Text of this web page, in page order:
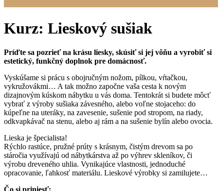
Kurz: Lieskový sušiak
Príďte sa pozrieť na krásu liesky, skúsiť si jej vôňu a vyrobiť si
estetický, funkčný doplnok pre domácnosť.
Vyskúšame si prácu s obojručným nožom, pílkou, vŕtačkou,
vykružovákmi… A tak možno započne vaša cesta k novým
dizajnovým kúskom nábytku u vás doma. Tentokrát si budete môcť
vybrať z výroby sušiaka závesného, alebo voľne stojaceho: do
kúpeľne na uteráky, na zavesenie, sušenie pod stropom, na riady,
odkvapkávač na stenu, alebo aj rám a na sušenie bylín alebo ovocia.
Lieska je špecialista!
Rýchlo rastúce, pružné prúty s krásnym, čistým drevom sa po
stáročia využívajú od nábytkárstva až po výhrev skleníkov, či
výrobu dreveného uhlia. Vynikajúce vlastnosti, jednoduché
opracovanie, ľahkosť materiálu. Lieskové výrobky si zamilujete…
Čo si priniesť: